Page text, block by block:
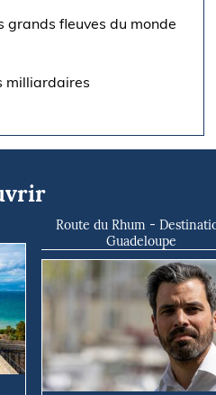
grands fleuves du monde
milliardaires
Route du Rhum -
Guadeloupe